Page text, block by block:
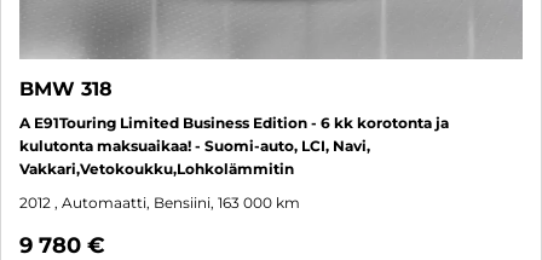
BMW 318
A E91Touring Limited Business Edition - 6 kk korotonta ja
kulutonta maksuaikaa! - Suomi-auto, LCI, Navi,
Vakkari,Vetokoukku,Lohkolämmitin
2012 , Automaatti, Bensiini, 163 000 km
9 780 €